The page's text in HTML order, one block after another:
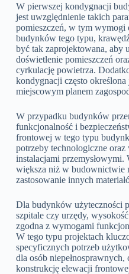
W pierwszej kondygnacji
jest uwzględnienie takich
pomieszczeń, w tym wymogi
budynków tego typu,
być tak zaprojektowana, aby
doświetlenie pomieszczeń
cyrkulację powietrza.
kondygnacji często
miejscowym planem
W przypadku budynków
funkcjonalność i
frontowej w tego typu
potrzeby technologiczne
instalacjami przemysłowymi.
większa niż w budownictwie
zastosowanie innych
Dla budynków użyteczności
szpitale czy urzędy,
zgodna z wymogami
W tego typu projektach
specyficznych potrzeb
dla osób
konstrukcję elewacji